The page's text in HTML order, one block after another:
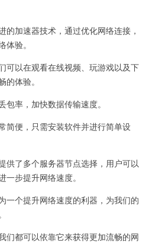
加速器技术，通过优化网络连接，
验。
以在观看在线视频、玩游戏以及下
体验。
率，加快数据传输速度。
便，只需安装软件并进行简单设
了多个服务器节点选择，用户可以
步提升网络速度。
个提升网络速度的利器，为我们的
都可以依靠它来获得更加流畅的网